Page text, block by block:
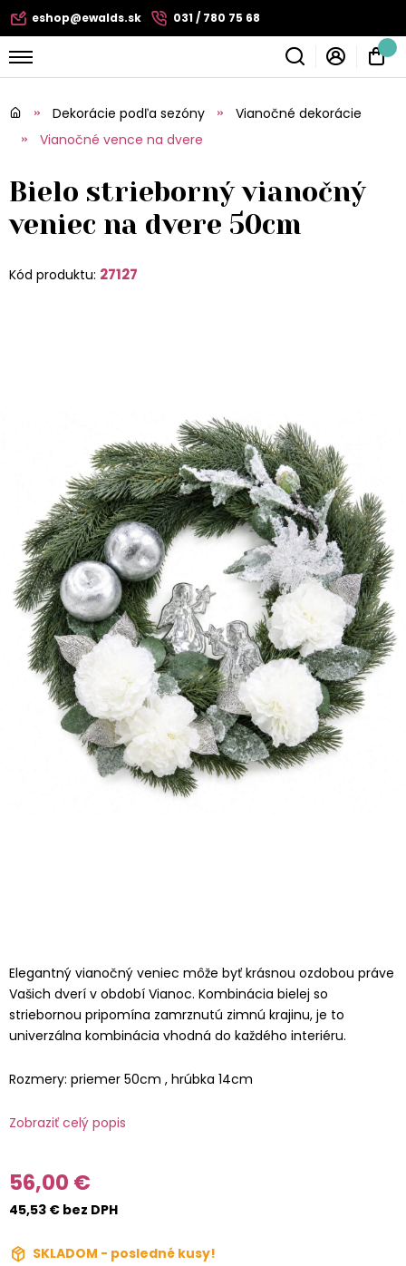
eshop@ewalds.sk 031 / 780 75 68
Dekorácie podľa sezóny
Vianočné dekorácie
Vianočné vence na dvere
Bielo strieborný vianočný
veniec na dvere 50cm
Kód produktu: 27127
Elegantný vianočný veniec môže byť krásnou ozdobou práve
Vašich dverí v období Vianoc. Kombinácia bielej so
striebornou pripomína zamrznutú zimnú krajinu, je to
univerzálna kombinácia vhodná do každého interiéru.
Rozmery: priemer 50cm , hrúbka 14cm
Zobraziť celý popis
56,00 €
45,53 € bez DPH
SKLADOM - posledné kusy!